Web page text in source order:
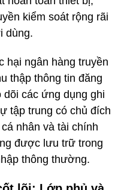
kiểm soát rộng rãi
dùng.
hại ngân hàng truyền
thập thông tin đăng
dõi các ứng dụng ghi
tập trung có chủ đích
nhân và tài chính
được lưu trữ trong
thông thường.